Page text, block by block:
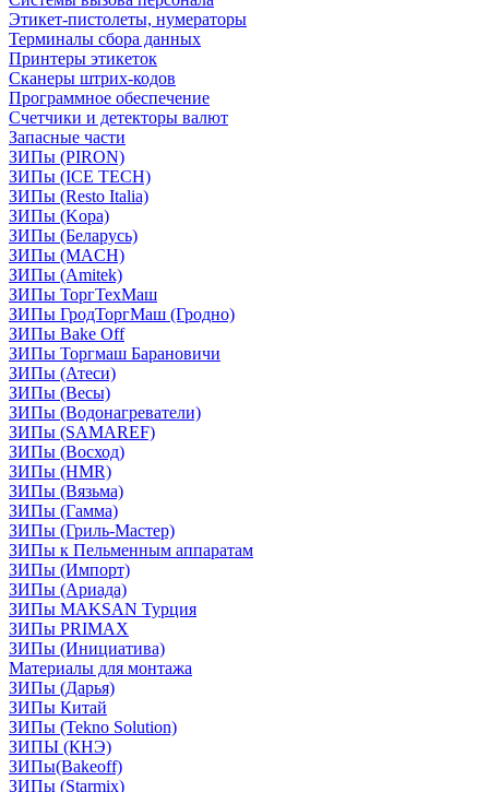
Этикет-пистолеты, нумераторы
Терминалы сбора данных
Принтеры этикеток
Сканеры штрих-кодов
Программное обеспечение
Счетчики и детекторы валют
Запасные части
ЗИПы (PIRON)
ЗИПы (ICE TECH)
ЗИПы (Resto Italia)
ЗИПы (Kopa)
ЗИПы (Беларусь)
ЗИПы (MACH)
ЗИПы (Amitek)
ЗИПы ТоргТехМаш
ЗИПы ГродТоргМаш (Гродно)
ЗИПы Bake Off
ЗИПы Торгмаш Барановичи
ЗИПы (Атеси)
ЗИПы (Весы)
ЗИПы (Водонагреватели)
ЗИПы (SAMAREF)
ЗИПы (Восход)
ЗИПы (HMR)
ЗИПы (Вязьма)
ЗИПы (Гамма)
ЗИПы (Гриль-Мастер)
ЗИПы к Пельменным аппаратам
ЗИПы (Импорт)
ЗИПы (Ариада)
ЗИПы MAKSAN Турция
ЗИПы PRIMAX
ЗИПы (Инициатива)
Материалы для монтажа
ЗИПы (Дарья)
ЗИПы Китай
ЗИПы (Tekno Solution)
ЗИПЫ (КНЭ)
ЗИПы(Bakeoff)
ЗИПы (Starmix)